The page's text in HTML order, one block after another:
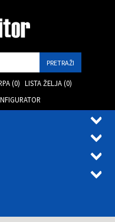
(0) LISTA ŽELJA (0)